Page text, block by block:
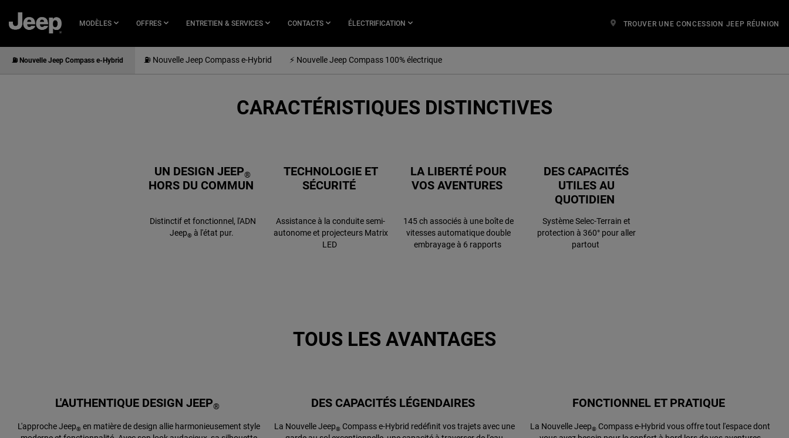
AU
CONTENU
PRINCIPAL
MODÈLES OFFRES ENTRETIEN & SERVICES CONTACTS ÉLECTRIFICATION TROUVER UNE CONCESSION JEEP RÉUNION
⛽ Nouvelle Jeep Compass e-Hybrid ⛽ Nouvelle Jeep Compass e-Hybrid ⚡️ Nouvelle Jeep Compass 100% électrique
CARACTÉRISTIQUES DISTINCTIVES
UN DESIGN JEEP®
HORS DU COMMUN
Distinctif et fonctionnel, l'ADN
Jeep® à l'état pur.
TECHNOLOGIE ET
SÉCURITÉ
Assistance à la conduite semi-
autonome et projecteurs Matrix
LED
LA LIBERTÉ POUR
VOS AVENTURES
145 ch associés à une boîte de
vitesses automatique double
embrayage à 6 rapports
DES CAPACITÉS
UTILES AU
QUOTIDIEN
Système Selec-Terrain et
protection à 360° pour aller
partout
TOUS LES AVANTAGES
L'AUTHENTIQUE DESIGN JEEP®
L'approche Jeep®en matière de design allie harmonieusement style
DES CAPACITÉS LÉGENDAIRES
La Nouvelle Jeep®Compass e-Hybrid redéfinit vos trajets avec une
FONCTIONNEL ET PRATIQUE
La Nouvelle Jeep® Compass e-Hybrid vous offre tout l'espace dont